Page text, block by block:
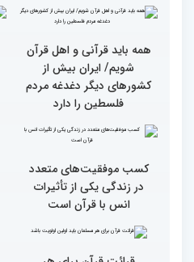
بخش برادران مسابقات
بین‌المللی قرآن کریم
همه باید قرآنی و اهل قرآن
شویم/ ایران بیش از
کشورهای دیگر دغدغه مردم
فلسطین را دارد